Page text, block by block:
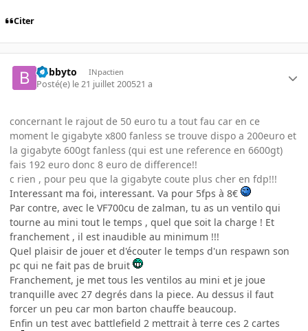
Citer
bobbyto INpactien
Posté(e) le 21 juillet 200521 a
concernant le rajout de 50 euro tu a tout fau car en ce
moment le gigabyte x800 fanless se trouve dispo a 200euro et
la gigabyte 600gt fanless (qui est une reference en 6600gt)
fais 192 euro donc 8 euro de difference!!
c rien , pour peu que la gigabyte coute plus cher en fdp!!!
Interessant ma foi, interessant. Va pour 5fps à 8€
Par contre, avec le VF700cu de zalman, tu as un ventilo qui
tourne au mini tout le temps , quel que soit la charge ! Et
franchement , il est inaudible au minimum !!!
Quel plaisir de jouer et d'écouter le temps d'un respawn son
pc qui ne fait pas de bruit
Franchement, je met tous les ventilos au mini et je joue
tranquille avec 27 degrés dans la piece. Au dessus il faut
forcer un peu car mon barton chauffe beaucoup.
Enfin un test avec battlefield 2 mettrait à terre ces 2 cartes